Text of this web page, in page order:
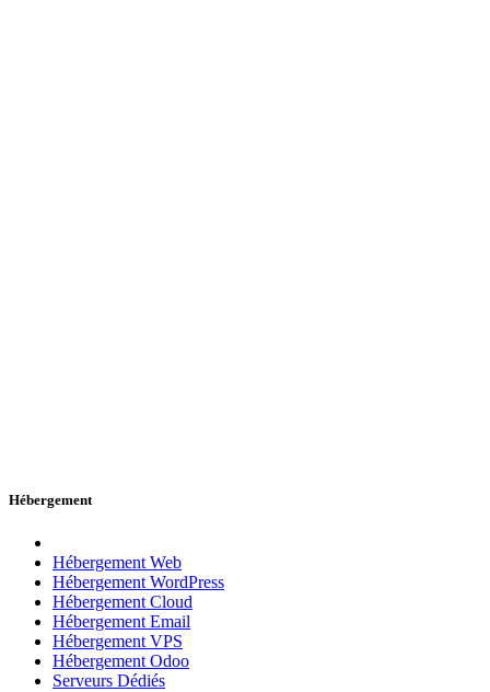
Hébergement
Hébergement Web
Hébergement WordPress
Hébergement Cloud
Hébergement Email
Hébergement VPS
Hébergement Odoo
Serveurs Dédiés